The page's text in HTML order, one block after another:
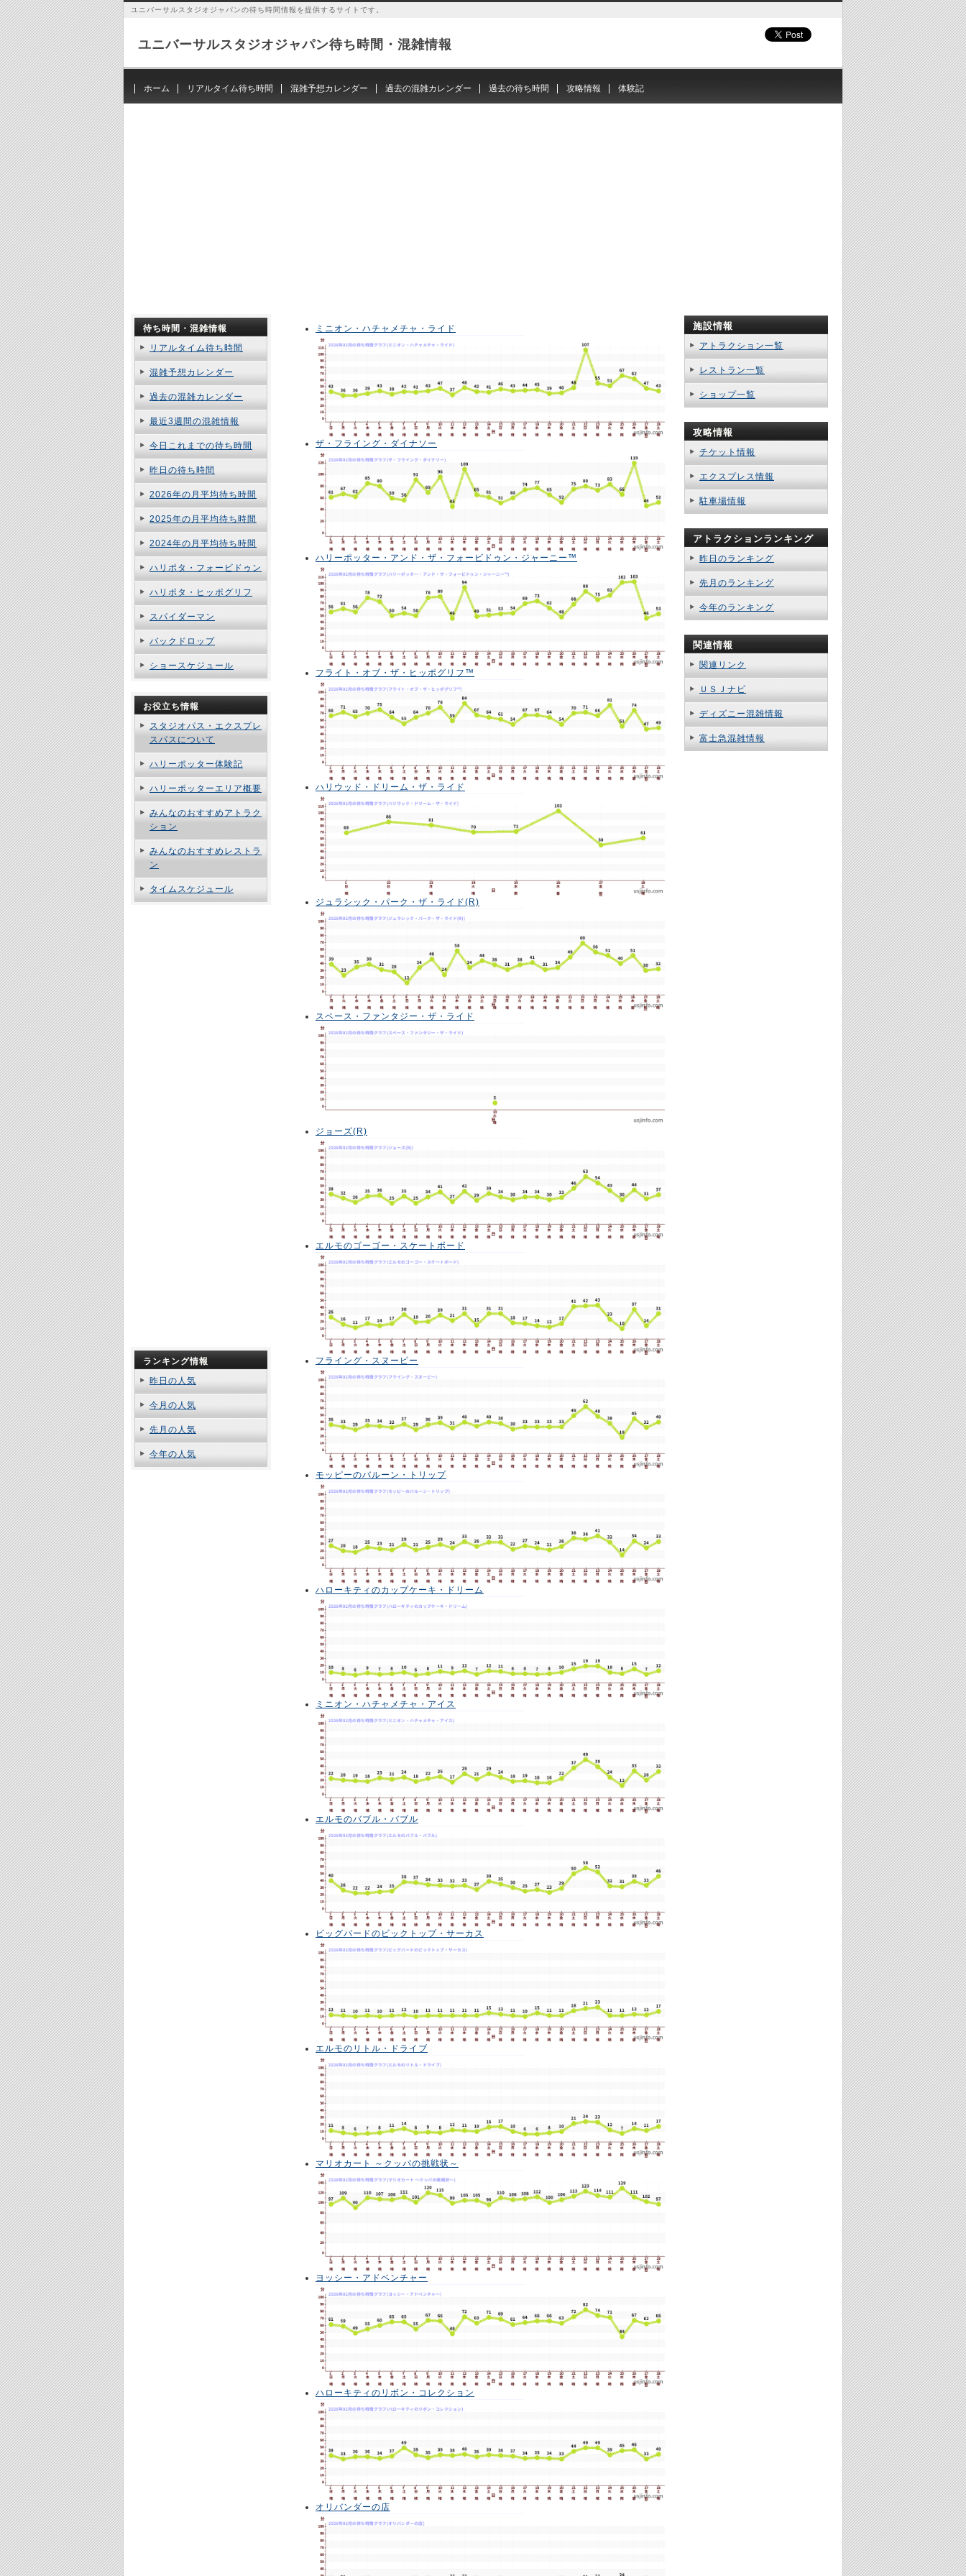
ユニバーサルスタジオジャパンの待ち時間情報を提供するサイトです。
ユニバーサルスタジオジャパン待ち時間・混雑情報
ホーム リアルタイム待ち時間 混雑予想カレンダー 過去の混雑カレンダー 過去の待ち時間 攻略情報 体験記
ミニオン・ハチャメチャ・ライド
ザ・フライング・ダイナソー
ハリーポッター・アンド・ザ・フォービドゥン・ジャーニー™
フライト・オブ・ザ・ヒッポグリフ™
ハリウッド・ドリーム・ザ・ライド
ジュラシック・パーク・ザ・ライド(R)
スペース・ファンタジー・ザ・ライド
ジョーズ(R)
エルモのゴーゴー・スケートボード
フライング・スヌーピー
モッピーのバルーン・トリップ
ハローキティのカップケーキ・ドリーム
ミニオン・ハチャメチャ・アイス
エルモのバブル・バブル
ビッグバードのビックトップ・サーカス
エルモのリトル・ドライブ
マリオカート ～クッパの挑戦状～
ヨッシー・アドベンチャー
ハローキティのリボン・コレクション
オリバンダーの店
待ち時間・混雑情報
リアルタイム待ち時間
混雑予想カレンダー
過去の混雑カレンダー
最近3週間の混雑情報
今日これまでの待ち時間
昨日の待ち時間
2026年の月平均待ち時間
2025年の月平均待ち時間
2024年の月平均待ち時間
ハリポタ・フォービドゥン
ハリポタ・ヒッポグリフ
スパイダーマン
バックドロップ
ショースケジュール
お役立ち情報
スタジオパス・エクスプレ
スパスについて
ハリーポッター体験記
ハリーポッターエリア概要
みんなのおすすめアトラク
ション
みんなのおすすめレストラ
ン
タイムスケジュール
ランキング情報
昨日の人気
今月の人気
先月の人気
今年の人気
施設情報
アトラクション一覧
レストラン一覧
ショップ一覧
攻略情報
チケット情報
エクスプレス情報
駐車場情報
アトラクションランキング
昨日のランキング
先月のランキング
今年のランキング
関連情報
関連リンク
ＵＳＪナビ
ディズニー混雑情報
富士急混雑情報